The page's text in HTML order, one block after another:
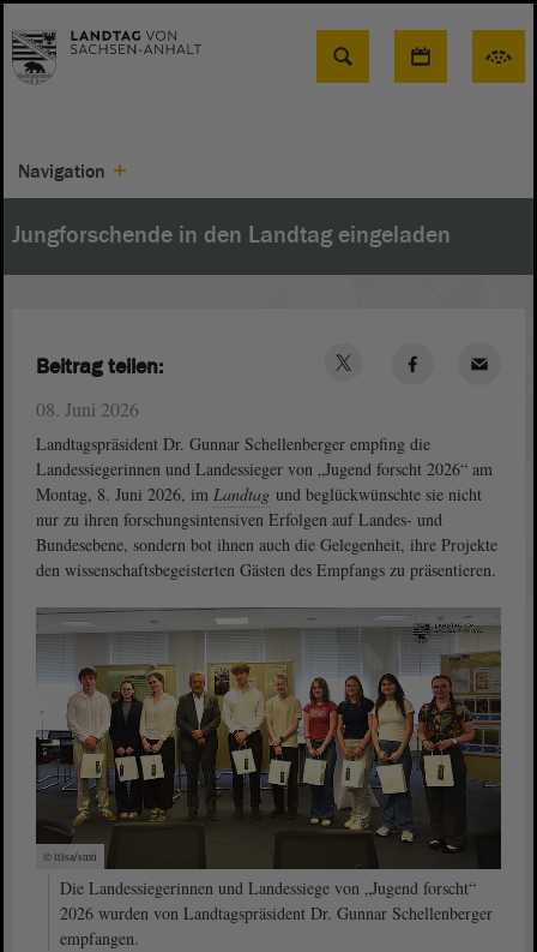
Suche
Navigation
Jungforschende in den Landtag eingeladen
08. Juni 2026
Landtagspräsident Dr. Gunnar Schellenberger empfing die
Landessiegerinnen und Landessieger von „Jugend forscht 2026“ am
Montag, 8. Juni 2026, im Landtag und beglückwünschte sie nicht
nur zu ihren forschungsintensiven Erfolgen auf Landes- und
Bundesebene, sondern bot ihnen auch die Gelegenheit, ihre Projekte
den wissenschaftsbegeisterten Gästen des Empfangs zu präsentieren.
© ltlsa/smü
Die Landessiegerinnen und Landessiege von „Jugend forscht“
2026 wurden von Landtagspräsident Dr. Gunnar Schellenberger
empfangen.
Beitrag teilen: